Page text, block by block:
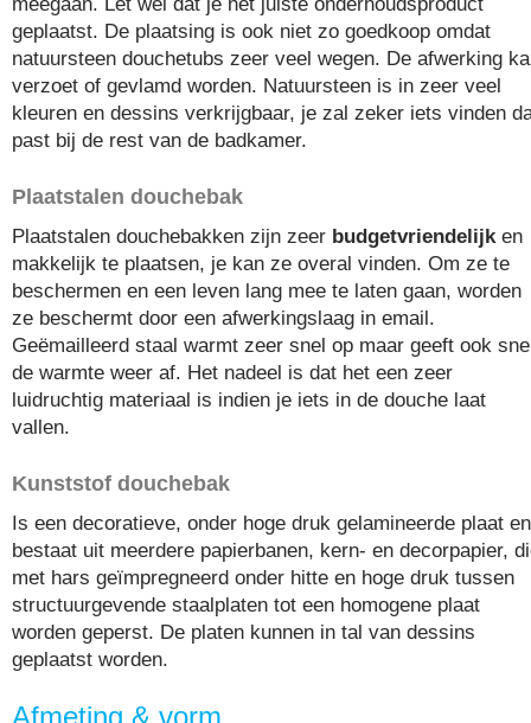
geplaatst. De plaatsing is ook niet zo goedkoop omdat
natuursteen douchetubs zeer veel wegen. De afwerking
verzoet of gevlamd worden. Natuursteen is in zeer veel
kleuren en dessins verkrijgbaar, je zal zeker iets vinden
past bij de rest van de badkamer.
Plaatstalen douchebak
Plaatstalen douchebakken zijn zeer budgetvriendelijk en
makkelijk te plaatsen, je kan ze overal vinden. Om ze te
beschermen en een leven lang mee te laten gaan, worden
ze beschermt door een afwerkingslaag in email.
Geëmailleerd staal warmt zeer snel op maar geeft ook
de warmte weer af. Het nadeel is dat het een zeer
luidruchtig materiaal is indien je iets in de douche laat
vallen.
Kunststof douchebak
Is een decoratieve, onder hoge druk gelamineerde plaat en
bestaat uit meerdere papierbanen, kern- en decorpapier,
met hars geïmpregneerd onder hitte en hoge druk tussen
structuurgevende staalplaten tot een homogene plaat
worden geperst. De platen kunnen in tal van dessins
geplaatst worden.
Afmeting & vorm